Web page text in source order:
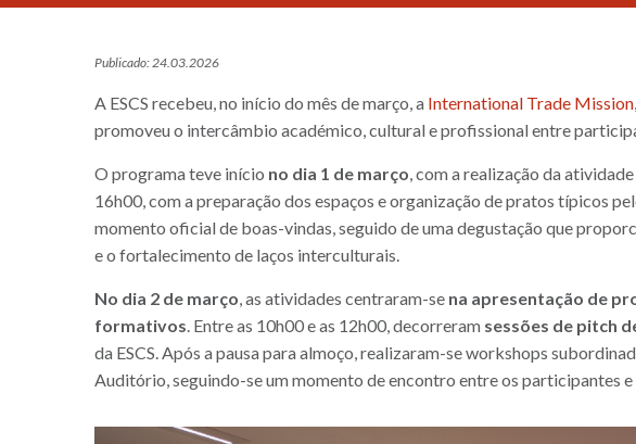
Publicado: 24.03.2026
A ESCS recebeu, no início do mês de março, a International Trade Mission
promoveu o intercâmbio académico, cultural e profissional entre
O programa teve início no dia 1 de março, com a realização da atividade
16h00, com a preparação dos espaços e organização de pratos típicos
momento oficial de boas-vindas, seguido de uma degustação que
e o fortalecimento de laços interculturais.
No dia 2 de março, as atividades centraram-se na apresentação de
formativos. Entre as 10h00 e as 12h00, decorreram sessões de pitch
da ESCS. Após a pausa para almoço, realizaram-se workshops
Auditório, seguindo-se um momento de encontro entre os participantes